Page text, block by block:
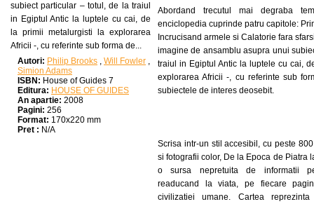
subiect particular – totul, de la traiul
in Egiptul Antic la luptele cu cai, de
la primii metalurgisti la explorarea
Africii -, cu referinte sub forma de...
Autori: Philip Brooks , Will Fowler ,
Simion Adams
ISBN: House of Guides 7
Editura: HOUSE OF GUIDES
An apartie: 2008
Pagini: 256
Format: 170x220 mm
Pret : N/A
Abordand trecutul mai degraba
enciclopedia cuprinde patru capitole:
Incrucisand armele si Calatorie fara
imagine de ansamblu asupra unui
traiul in Egiptul Antic la luptele cu cai,
explorarea Africii -, cu referinte sub
subiectele de interes deosebit.
Scrisa intr-un stil accesibil, cu peste
si fotografii color, De la Epoca de Piatra
o sursa nepretuita de informatii
readucand la viata, pe fiecare
civilizatiei umane. Cartea